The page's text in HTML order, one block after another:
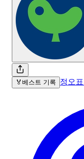
🏅 베스트 기록 정오표